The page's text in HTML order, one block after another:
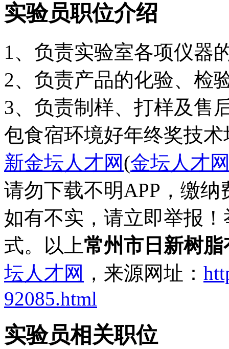
实验员职位介绍
1、负责实验室各项仪器
2、负责产品的化验、检
3、负责制样、打样及售
包食宿环境好年终奖技术
新金坛人才网(金坛人才
请勿下载不明APP，缴
如有不实，请立即举报
式。以上常州市日新树
坛人才网 ，来源网址：
92085.html
实验员相关职位